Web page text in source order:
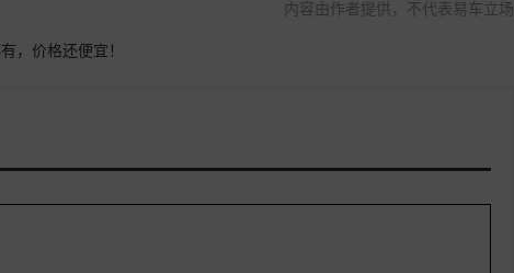
内容由作者提供，不代表易车立场
，价格还便宜！